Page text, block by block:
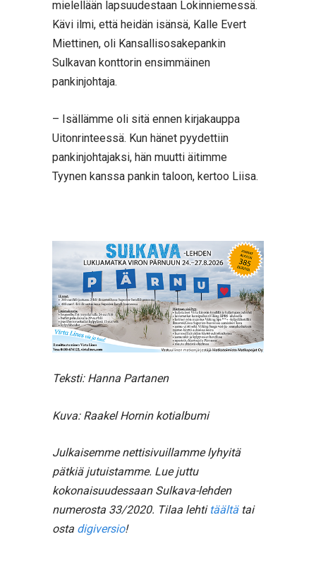
mielellään lapsuudestaan Lokinniemessä.
Kävi ilmi, että heidän isänsä, Kalle Evert
Miettinen, oli Kansallisosakepankin
Sulkavan konttorin ensimmäinen
pankinjohtaja.
– Isällämme oli sitä ennen kirjakauppa
Uitonrinteessä. Kun hänet pyydettiin
pankinjohtajaksi, hän muutti äitimme
Tyynen kanssa pankin taloon, kertoo Liisa.
Teksti: Hanna Partanen
Kuva: Raakel Hornin kotialbumi
Julkaisemme nettisivuillamme lyhyitä
pätkiä jutuistamme. Lue juttu
kokonaisuudessaan Sulkava-lehden
numerosta 33/2020. Tilaa lehti täältätai
osta digiversio!